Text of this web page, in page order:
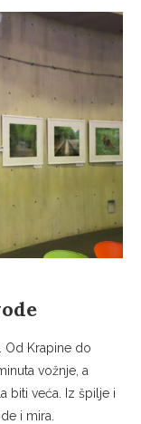
Od Krapine do
vožnje, a
biti veća. Iz špilje i
i mira.